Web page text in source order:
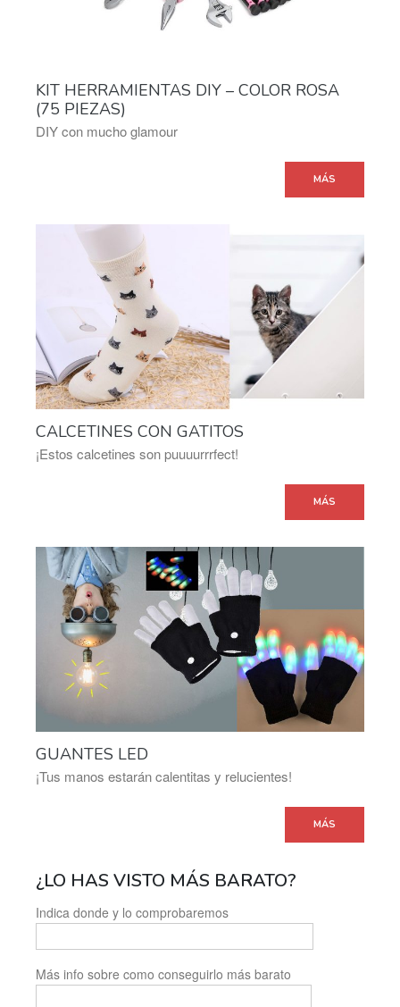
KIT HERRAMIENTAS DIY – COLOR ROSA
(75 PIEZAS)
DIY con mucho glamour
MÁS
CALCETINES CON GATITOS
¡Estos calcetines son puuuurrrfect!
MÁS
GUANTES LED
¡Tus manos estarán calentitas y relucientes!
MÁS
¿LO HAS VISTO MÁS BARATO?
Indica donde y lo comprobaremos
Más info sobre como conseguirlo más barato